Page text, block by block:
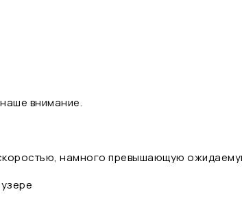
внимание.
намного превышающую